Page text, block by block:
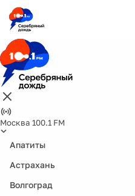
Москва 100.1 FM
Апатиты
Астрахань
Волгоград